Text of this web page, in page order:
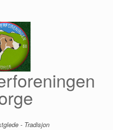
- Tradisjon